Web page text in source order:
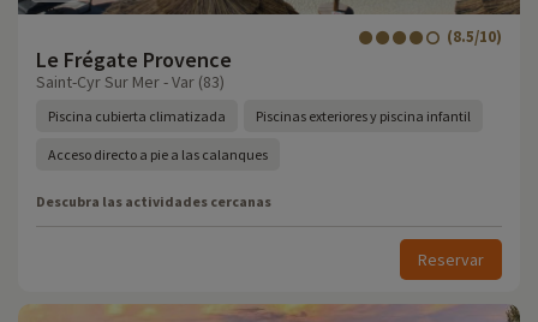
Le Frégate Provence
(8.5/10)
Saint-Cyr Sur Mer - Var (83)
Piscina cubierta climatizada Piscinas exteriores y piscina infantil
Acceso directo a pie a las calanques
Descubra las actividades cercanas
Reservar